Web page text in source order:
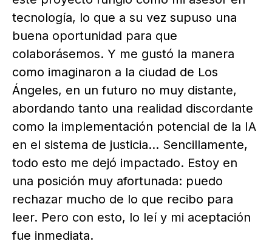
tecnología, lo que a su vez supuso una
buena oportunidad para que
colaborásemos. Y me gustó la manera
como imaginaron a la ciudad de Los
Ángeles, en un futuro no muy distante,
abordando tanto una realidad discordante
como la implementación potencial de la IA
en el sistema de justicia… Sencillamente,
todo esto me dejó impactado. Estoy en
una posición muy afortunada: puedo
rechazar mucho de lo que recibo para
leer. Pero con esto, lo leí y mi aceptación
fue inmediata.